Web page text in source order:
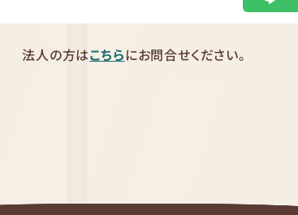
法人の方はこちらにお問合せください。